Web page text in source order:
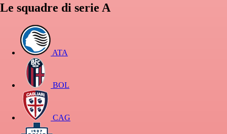
Le squadre di serie A
ATA
BOL
CAG